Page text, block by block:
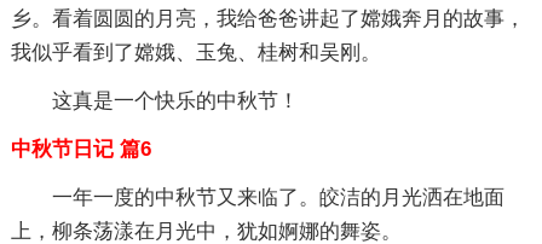
乡。看着圆圆的月亮，我给爸爸讲起了嫦娥奔月的故事，
我似乎看到了嫦娥、玉兔、桂树和吴刚。
这真是一个快乐的中秋节！
中秋节日记 篇6
一年一度的中秋节又来临了。皎洁的月光洒在地面
上，柳条荡漾在月光中，犹如婀娜的舞姿。